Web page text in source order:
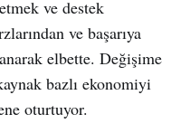
ve destek
ve başarıya
elbette. Değişime
bazlı ekonomiyi
oturtuyor.